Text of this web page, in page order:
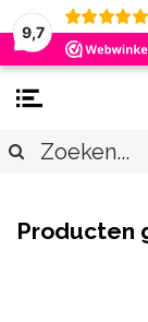
9,7
Producten